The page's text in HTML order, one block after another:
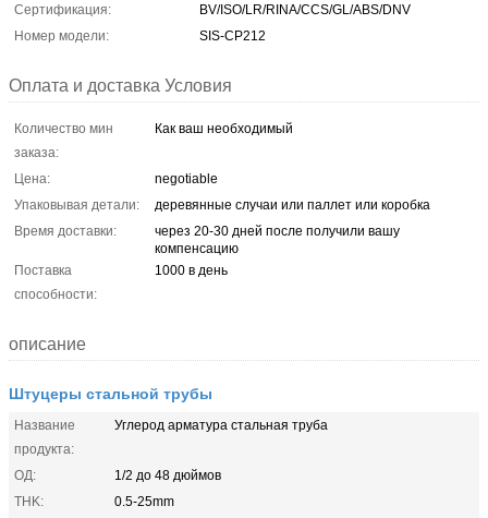
Сертификация:
BV/ISO/LR/RINA/CCS/GL/ABS/DNV
Номер модели:
SIS-CP212
Оплата и доставка Условия
Количество мин
заказа:
Как ваш необходимый
Цена:
negotiable
Упаковывая детали:
деревянные случаи или паллет или коробка
Время доставки:
через 20-30 дней после получили вашу
компенсацию
Поставка
способности:
1000 в день
описание
Штуцеры стальной трубы
Название
продукта:
Углерод арматура стальная труба
ОД:
1/2 до 48 дюймов
THK:
0.5-25mm